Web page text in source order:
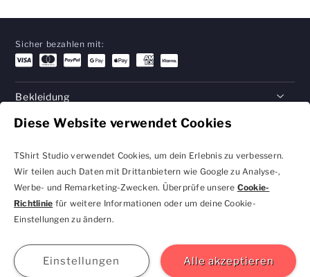
Diese Website verwendet Cookies
TShirt Studio verwendet Cookies, um dein Erlebnis zu verbessern.
Wir teilen auch Daten mit Drittanbietern wie Google zu Analyse-,
Werbe- und Remarketing-Zwecken. Überprüfe unsere Cookie-
Richtlinie für weitere Informationen oder um deine Cookie-
Einstellungen zu ändern.
Beitreten Anmelden GBP
Sicher bezahlen mit:
Bekleidung
Geschenke
Hilfe
Datenschutzbestimmungen
und Cookie-Einstellungen
kontakt@tshirtstudio.de
2026 TShirt Studio